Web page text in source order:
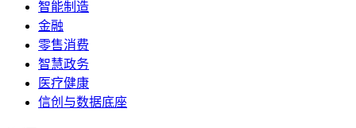
智能制造
金融
零售消费
智慧政务
医疗健康
信创与数据底座